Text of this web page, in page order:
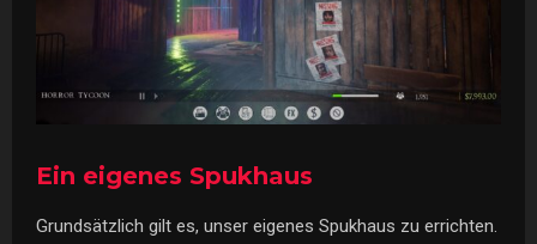
Ein eigenes Spukhaus
Grundsätzlich gilt es, unser eigenes Spukhaus zu errichten.